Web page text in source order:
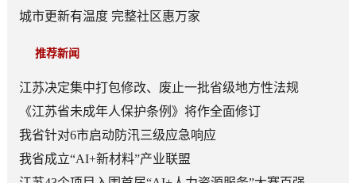
城市更新有温度 完整社区惠万家
推荐新闻
江苏决定集中打包修改、废止一批省级地方性法规
《江苏省未成年人保护条例》将作全面修订
我省针对6市启动防汛三级应急响应
我省成立“AI+新材料”产业联盟